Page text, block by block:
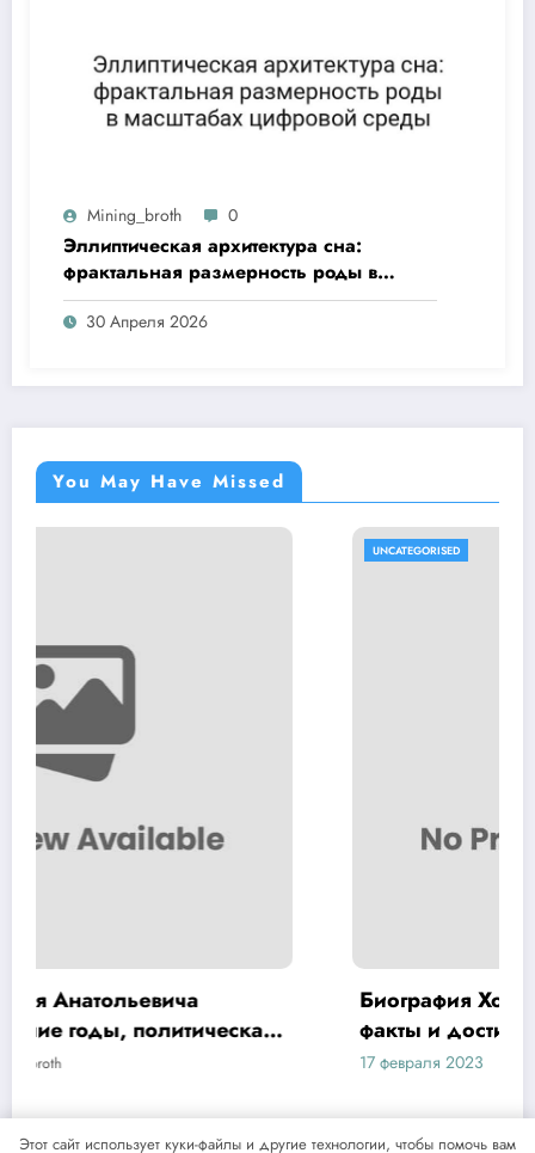
Mining_broth 0
Эллиптическая архитектура сна:
фрактальная размерность роды в
масштабах цифровой среды
30 Апреля 2026
You May Have Missed
Биография Хой Юрий — интересные
факты и достижения на Википедии
Этот сайт использует куки-файлы и другие технологии, чтобы помочь вам